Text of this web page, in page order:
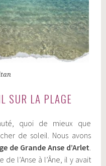
SUR LA PLAGE
quoi de mieux que
de soleil. Nous avons
de Grande Anse d’Arlet.
l’Anse à l’Âne, il y avait